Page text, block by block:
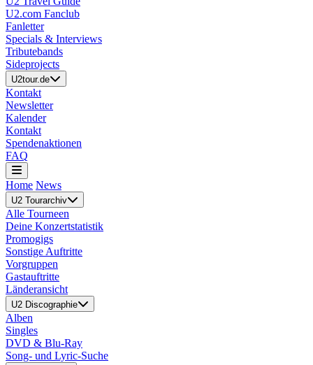
U2.com Fanclub
Fanletter
Specials & Interviews
Tributebands
Sideprojects
U2tour.de
Kontakt
Newsletter
Kalender
Kontakt
Spendenaktionen
FAQ
Home News
U2 Tourarchiv
Alle Tourneen
Deine Konzertstatistik
Promogigs
Sonstige Auftritte
Vorgruppen
Gastauftritte
Länderansicht
U2 Discographie
Alben
Singles
DVD & Blu-Ray
Song- und Lyric-Suche